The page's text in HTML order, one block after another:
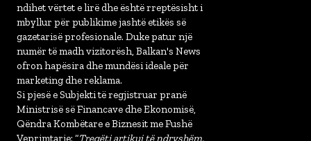
ndihet vërtet e lirë dhe është rreptësisht i
mbyllur për publikime jashtë etikës së
gazetarisë profesionale. Duke patur një
numër të madh vizitorësh, Balkan's News
ofron hapësira dhe mundësi ideale për
marketing dhe reklama.
Si pjesë e Subjekti të regjistruar pranë
Ministrisë së Financave dhe Ekonomisë,
Qëndra Kombëtare e Biznesit me Fushë
Veprimtarie: “Tregëti artikuj të ndryshëm,